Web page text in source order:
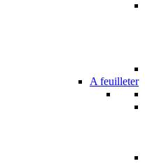
A feuilleter